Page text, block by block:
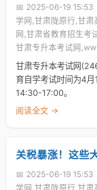
📅 2025-06-19 15:53
学网,甘肃陇原行,甘
网,甘肃省教育招生考
甘肃专升本考试网
甘肃专升本考试网
育自学考试时间为4
14:30-17:00。
阅读全文 →
关税暴涨！这些
📅 2025-06-19 15:53
学网,甘肃陇原行,甘